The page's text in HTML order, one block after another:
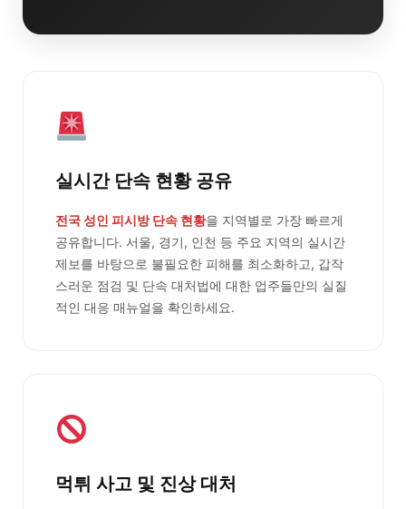
실시간 단속 현황 공유
전국 성인 피시방 단속 현황을 지역별로 가장 빠르게
공유합니다. 서울, 경기, 인천 등 주요 지역의 실시간
제보를 바탕으로 불필요한 피해를 최소화하고, 갑작
스러운 점검 및 단속 대처법에 대한 업주들만의 실질
적인 대응 매뉴얼을 확인하세요.
먹튀 사고 및 진상 대처